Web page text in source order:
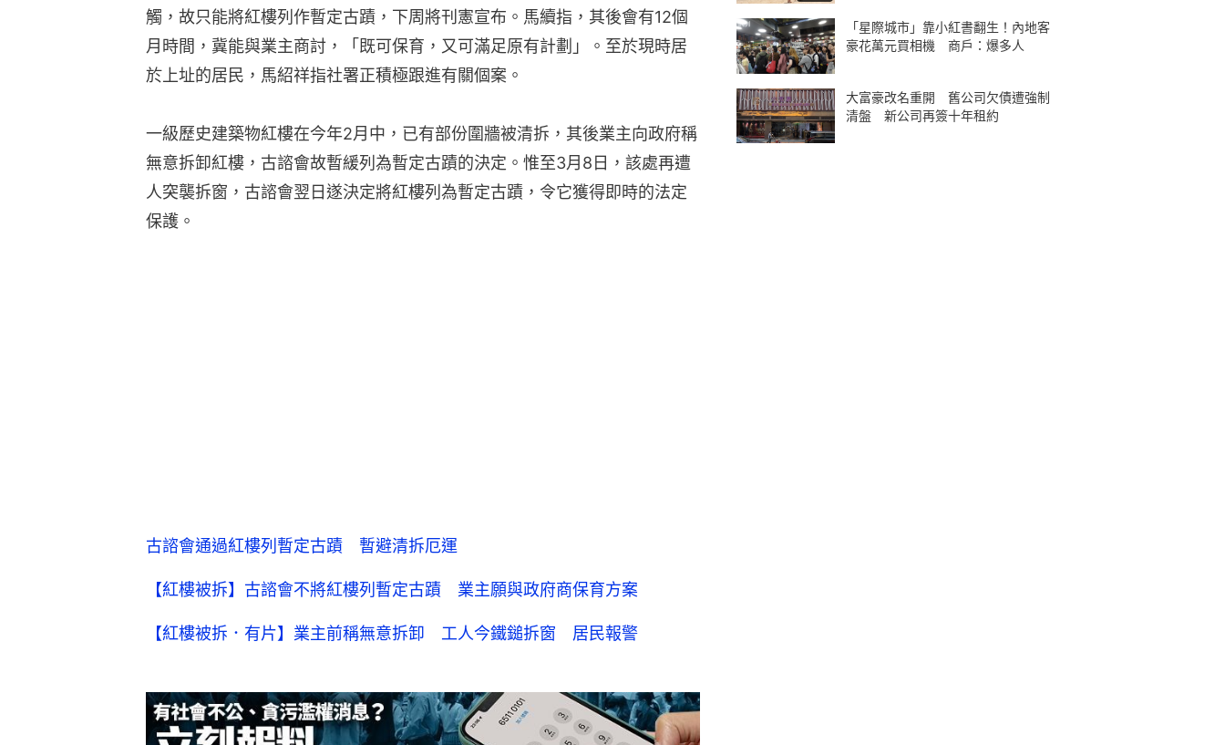
觸，故只能將紅樓列作暫定古蹟，下周將刊憲宣布。馬續指，其後會有12個
月時間，冀能與業主商討，「既可保育，又可滿足原有計劃」。至於現時居
於上址的居民，馬紹祥指社署正積極跟進有關個案。
一級歷史建築物紅樓在今年2月中，已有部份圍牆被清拆，其後業主向政府稱
無意拆卸紅樓，古諮會故暫緩列為暫定古蹟的決定。惟至3月8日，該處再遭
人突襲拆窗，古諮會翌日遂決定將紅樓列為暫定古蹟，令它獲得即時的法定
保護。
古諮會通過紅樓列暫定古蹟 暫避清拆厄運
【紅樓被拆】古諮會不將紅樓列暫定古蹟 業主願與政府商保育方案
【紅樓被拆．有片】業主前稱無意拆卸 工人今鐵鎚拆窗 居民報警
「星際城市」靠小紅書翻生！內地客
豪花萬元買相機 商戶：爆多人
大富豪改名重開 舊公司欠債遭強制
清盤 新公司再簽十年租約